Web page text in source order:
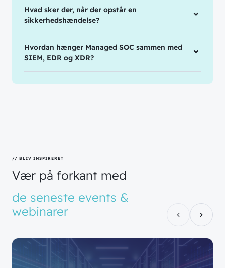
Hvad sker der, når der opstår en
sikkerhedshændelse?
Hvordan hænger Managed SOC sammen med
SIEM, EDR og XDR?
// BLIV INSPIRERET
Vær på forkant med
de seneste events &
webinarer